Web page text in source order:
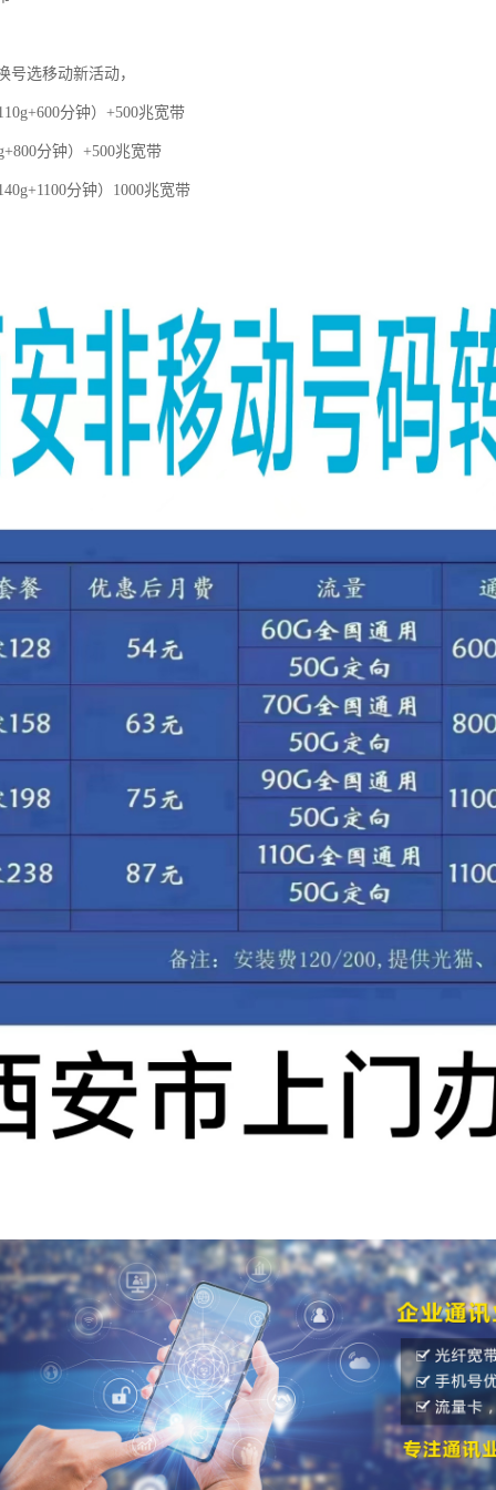
号选移动新活动，
分钟）+500兆宽带
分钟）+500兆宽带
分钟）1000兆宽带